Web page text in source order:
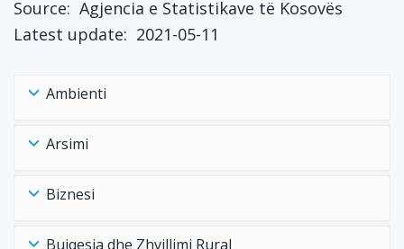
Source: Agjencia e Statistikave të Kosovës
Latest update: 2021-05-11
Ambienti
Arsimi
Biznesi
Bujqesia dhe Zhvillimi Rural